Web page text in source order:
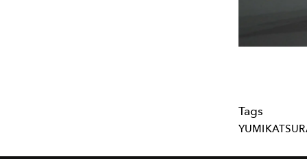
Tags